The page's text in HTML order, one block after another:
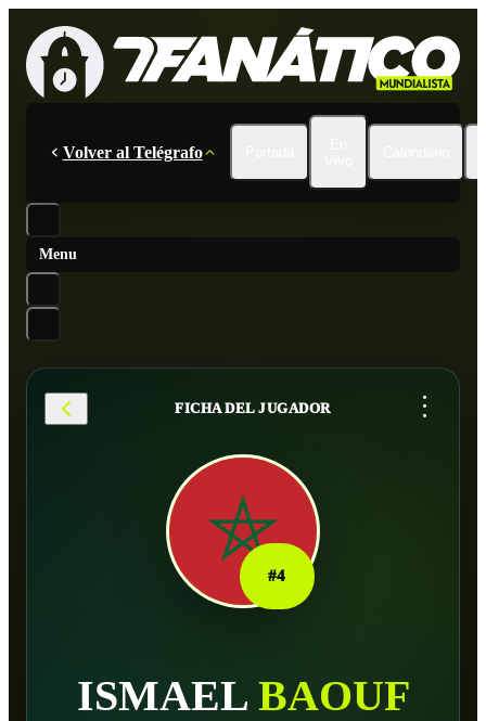
Volver al Telégrafo
Menu
FICHA DEL JUGADOR ...
#4
ISMAEL BAOUF